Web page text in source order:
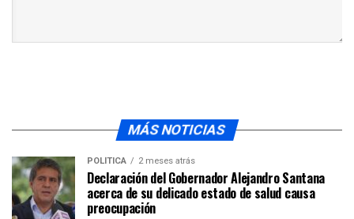
MÁS NOTICIAS
POLÍTICA 2 meses atrás
Declaración del Gobernador Alejandro Santana
acerca de su delicado estado de salud causa
preocupación